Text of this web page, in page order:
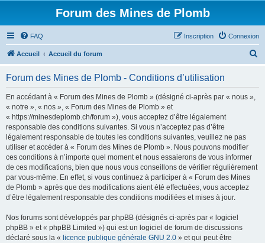
Forum des Mines de Plomb
FAQ Connexion
Inscription
Accueil Accueil du forum
Forum des Mines de Plomb - Conditions d’utilisation
En accédant à « Forum des Mines de Plomb » (désigné ci-après par « nous »,
« notre », « nos », « Forum des Mines de Plomb » et
« https://minesdeplomb.ch/forum »), vous acceptez d’être légalement
responsable des conditions suivantes. Si vous n’acceptez pas d’être
légalement responsable de toutes les conditions suivantes, veuillez ne pas
utiliser et accéder à « Forum des Mines de Plomb ». Nous pouvons modifier
ces conditions à n’importe quel moment et nous essaierons de vous informer
de ces modifications, bien que nous vous conseillons de vérifier régulièrement
par vous-même. En effet, si vous continuez à participer à « Forum des Mines
de Plomb » après que des modifications aient été effectuées, vous acceptez
d’être légalement responsable des conditions modifiées et mises à jour.
Nos forums sont développés par phpBB (désignés ci-après par « logiciel
phpBB » et « phpBB Limited ») qui est un logiciel de forum de discussions
déclaré sous la « licence publique générale GNU 2.0 » et qui peut être